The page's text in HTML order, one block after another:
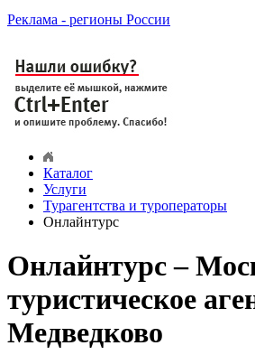
Реклама - регионы России
Каталог
Услуги
Турагентства и туроператоры
Онлайнтурс
Онлайнтурс –
туристическое
Медведково